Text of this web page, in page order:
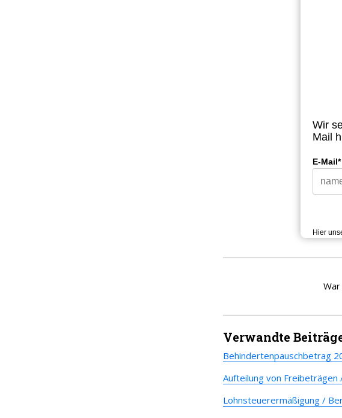
Wir
Mail
E-Mail*
Hier
Verwandte
Behindertenpauschbetrag
Aufteilung von
Lohnsteuerermäßigung /